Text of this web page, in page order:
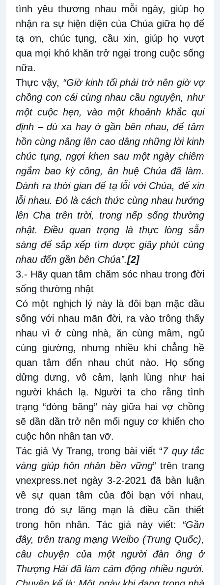
tình yêu thương nhau mỗi ngày, giúp họ
nhận ra sự hiện diện của Chúa giữa họ để
tạ ơn, chúc tụng, cầu xin, giúp họ vượt
qua mọi khó khăn trở ngại trong cuộc sống
nữa.
Thực vậy, “Giờ kinh tối phải trở nên giờ vợ
chồng con cái cùng nhau cầu nguyện, như
một cuộc hẹn, vào một khoảnh khắc qui
định – dù xa hay ở gần bên nhau, để tâm
hồn cùng nâng lên cao dâng những lời kinh
chúc tụng, ngợi khen sau một ngày chiêm
ngắm bao kỳ công, ân huệ Chúa đã làm.
Dành ra thời gian để tạ lỗi với Chúa, để xin
lỗi nhau. Đó là cách thức cùng nhau hướng
lên Cha trên trời, trong nếp sống thường
nhật. Điều quan trọng là thực lòng sẵn
sàng để sắp xếp tìm được giây phút cùng
nhau đến gần bên Chúa”.[2]
3.- Hãy quan tâm chăm sóc nhau trong đời
sống thường nhật
Có một nghịch lý này là đôi bạn mặc dầu
sống với nhau mãn đời, ra vào trông thấy
nhau vì ở cùng nhà, ăn cùng mâm, ngủ
cùng giường, nhưng nhiều khi chẳng hề
quan tâm đến nhau chút nào. Họ sống
dửng dưng, vô cảm, lạnh lùng như hai
người khách lạ. Người ta cho rằng tình
trạng “đóng băng” này giữa hai vợ chồng
sẽ dần dần trở nên mối nguy cơ khiến cho
cuộc hôn nhân tan vỡ.
Tác giả Vy Trang, trong bài viết “7 quy tắc
vàng giúp hôn nhân bền vững” trên trang
vnexpress.net ngày 3-2-2021 đã bàn luận
về sự quan tâm của đôi bạn với nhau,
trong đó sự lãng mạn là điều cần thiết
trong hôn nhân. Tác giả này viết: “Gần
đây, trên trang mạng Weibo (Trung Quốc),
câu chuyện của một người đàn ông ở
Thượng Hải đã làm cảm động nhiều người.